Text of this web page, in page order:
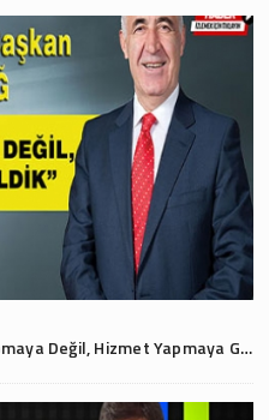
Başkan Karadağ “Biz Siyaset Yapmaya Değil, Hizmet Yapmaya Geldik”